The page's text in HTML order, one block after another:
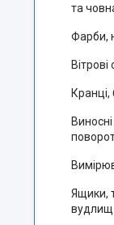
та
Фарби,
Вітрові
Кранці,
Ящики,
вудлищ